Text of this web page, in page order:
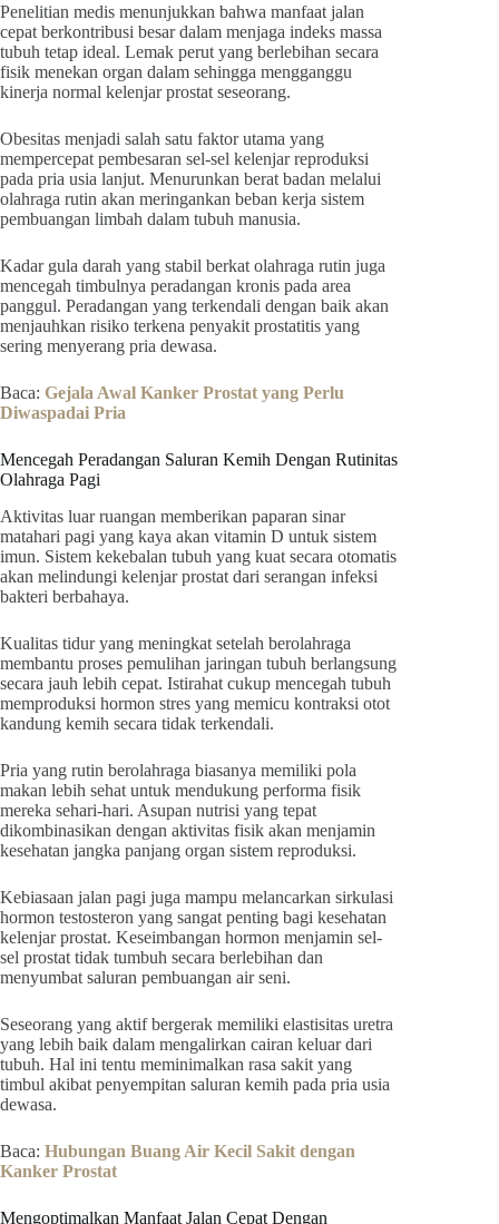
Penelitian medis menunjukkan bahwa manfaat jalan
cepat berkontribusi besar dalam menjaga indeks massa
tubuh tetap ideal. Lemak perut yang berlebihan secara
fisik menekan organ dalam sehingga mengganggu
kinerja normal kelenjar prostat seseorang.
Obesitas menjadi salah satu faktor utama yang
mempercepat pembesaran sel-sel kelenjar reproduksi
pada pria usia lanjut. Menurunkan berat badan melalui
olahraga rutin akan meringankan beban kerja sistem
pembuangan limbah dalam tubuh manusia.
Kadar gula darah yang stabil berkat olahraga rutin juga
mencegah timbulnya peradangan kronis pada area
panggul. Peradangan yang terkendali dengan baik akan
menjauhkan risiko terkena penyakit prostatitis yang
sering menyerang pria dewasa.
Baca: Gejala Awal Kanker Prostat yang Perlu
Diwaspadai Pria
Mencegah Peradangan Saluran Kemih Dengan Rutinitas
Olahraga Pagi
Aktivitas luar ruangan memberikan paparan sinar
matahari pagi yang kaya akan vitamin D untuk sistem
imun. Sistem kekebalan tubuh yang kuat secara otomatis
akan melindungi kelenjar prostat dari serangan infeksi
bakteri berbahaya.
Kualitas tidur yang meningkat setelah berolahraga
membantu proses pemulihan jaringan tubuh berlangsung
secara jauh lebih cepat. Istirahat cukup mencegah tubuh
memproduksi hormon stres yang memicu kontraksi otot
kandung kemih secara tidak terkendali.
Pria yang rutin berolahraga biasanya memiliki pola
makan lebih sehat untuk mendukung performa fisik
mereka sehari-hari. Asupan nutrisi yang tepat
dikombinasikan dengan aktivitas fisik akan menjamin
kesehatan jangka panjang organ sistem reproduksi.
Kebiasaan jalan pagi juga mampu melancarkan sirkulasi
hormon testosteron yang sangat penting bagi kesehatan
kelenjar prostat. Keseimbangan hormon menjamin sel-
sel prostat tidak tumbuh secara berlebihan dan
menyumbat saluran pembuangan air seni.
Seseorang yang aktif bergerak memiliki elastisitas uretra
yang lebih baik dalam mengalirkan cairan keluar dari
tubuh. Hal ini tentu meminimalkan rasa sakit yang
timbul akibat penyempitan saluran kemih pada pria usia
dewasa.
Baca: Hubungan Buang Air Kecil Sakit dengan
Kanker Prostat
Mengoptimalkan Manfaat Jalan Cepat Dengan